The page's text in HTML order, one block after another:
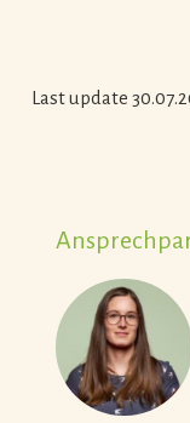
Last update